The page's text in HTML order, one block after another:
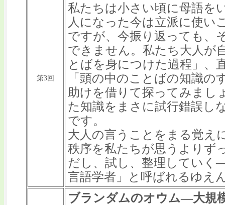
第3回
私たちは小さい頃に母語を
人になった今は立派に使い
ですが、今振り返っても、
できません。私たち大人が
とばを身につけた過程」、
「頭の中のことばの知識
助けを借りて探ってみまし
た知識をまさに試行錯誤し
です。
大人の言うことをまる覚え
秩序を私たちが思うよりず
だし、試し、整理してい
言語学者」と呼ばれるゆえ
ブランダムのオウム―大規